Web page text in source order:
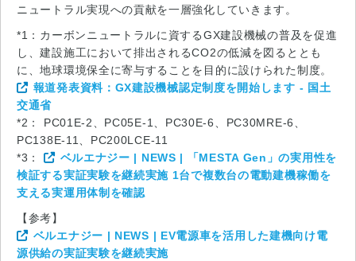
ニュートラル実現への貢献を一層強化していきます。
*1：カーボンニュートラルに資するGX建設機械の普及を促進
し、建設施工において排出されるCO2の低減を図るととも
に、地球環境保全に寄与することを目的に設けられた制度。
報道発表資料：GX建設機械認定制度を開始します - 国土
交通省
*2： PC01E-2、PC05E-1、PC30E-6、PC30MRE-6、
PC138E-11、PC200LCE-11
*3：
ベルエナジー | NEWS | 「MESTA Gen」の実用性を
検証する実証実験を継続実施 1台で複数台の電動建機稼働を
支える実運用体制を確認
【参考】
ベルエナジー | NEWS | EV電源車を活用した建機向け電
源供給の実証実験を継続実施